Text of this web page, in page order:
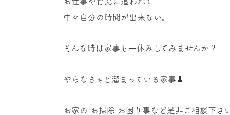
中々自分の時間が出来ない。
そんな時は家事も一休みしてみませんか？
やらなきゃと溜まっている家事🧹
お家の お掃除 お困り事など是非ご相談下さ